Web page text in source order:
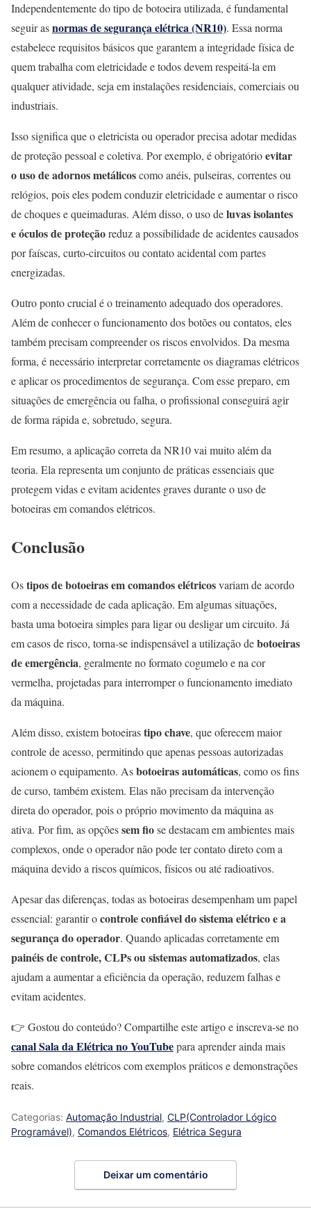
Independentemente do tipo de botoeira utilizada, é fundamental
seguir asnormas de segurança elétrica (NR10). Essa norma
estabelece requisitos básicos que garantem a integridade física de
quem trabalha com eletricidade e todos devem respeitá-la em
qualquer atividade, seja em instalações residenciais, comerciais ou
industriais.
Isso significa que o eletricista ou operador precisa adotar medidas
de proteção pessoal e coletiva. Por exemplo, é obrigatórioevitar
o uso de adornos metálicoscomo anéis, pulseiras, correntes ou
relógios, pois eles podem conduzir eletricidade e aumentar o risco
de choques e queimaduras. Além disso, o uso deluvas isolantes
e óculos de proteçãoreduz a possibilidade de acidentes causados
por faíscas, curto-circuitos ou contato acidental com partes
energizadas.
Outro ponto crucial é o treinamento adequado dos operadores.
Além de conhecer o funcionamento dos botões ou contatos, eles
também precisam compreender os riscos envolvidos. Da mesma
forma, é necessário interpretar corretamente os diagramas elétricos
e aplicar os procedimentos de segurança. Com esse preparo, em
situações de emergência ou falha, o profissional conseguirá agir
de forma rápida e, sobretudo, segura.
Em resumo, a aplicação correta da NR10 vai muito além da
teoria. Ela representa um conjunto de práticas essenciais que
protegem vidas e evitam acidentes graves durante o uso de
botoeiras em comandos elétricos.
Conclusão
Ostipos de botoeiras em comandos elétricosvariam de acordo
com a necessidade de cada aplicação. Em algumas situações,
basta uma botoeira simples para ligar ou desligar um circuito. Já
em casos de risco, torna-se indispensável a utilização debotoeiras
de emergência, geralmente no formato cogumelo e na cor
vermelha, projetadas para interromper o funcionamento imediato
da máquina.
Além disso, existem botoeirastipo chave, que oferecem maior
controle de acesso, permitindo que apenas pessoas autorizadas
acionem o equipamento. Asbotoeiras automáticas, como os fins
de curso, também existem. Elas não precisam da intervenção
direta do operador, pois o próprio movimento da máquina as
ativa. Por fim, as opçõessem fiose destacam em ambientes mais
complexos, onde o operador não pode ter contato direto com a
máquina devido a riscos químicos, físicos ou até radioativos.
Apesar das diferenças, todas as botoeiras desempenham um papel
essencial: garantir ocontrole confiável do sistema elétrico e a
segurança do operador. Quando aplicadas corretamente em
painéis de controle, CLPs ou sistemas automatizados, elas
ajudam a aumentar a eficiência da operação, reduzem falhas e
evitam acidentes.
👉 Gostou do conteúdo? Compartilhe este artigo e inscreva-se no
canal Sala da Elétrica no YouTubepara aprender ainda mais
sobre comandos elétricos com exemplos práticos e demonstrações
reais.
Categorias: Automação Industrial, CLP(Controlador Lógico
Programável), Comandos Elétricos, Elétrica Segura
Deixar um comentário